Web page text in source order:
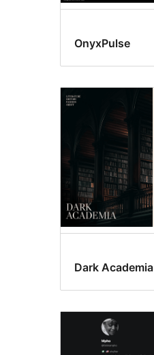
OnyxPulse
Dark Academia